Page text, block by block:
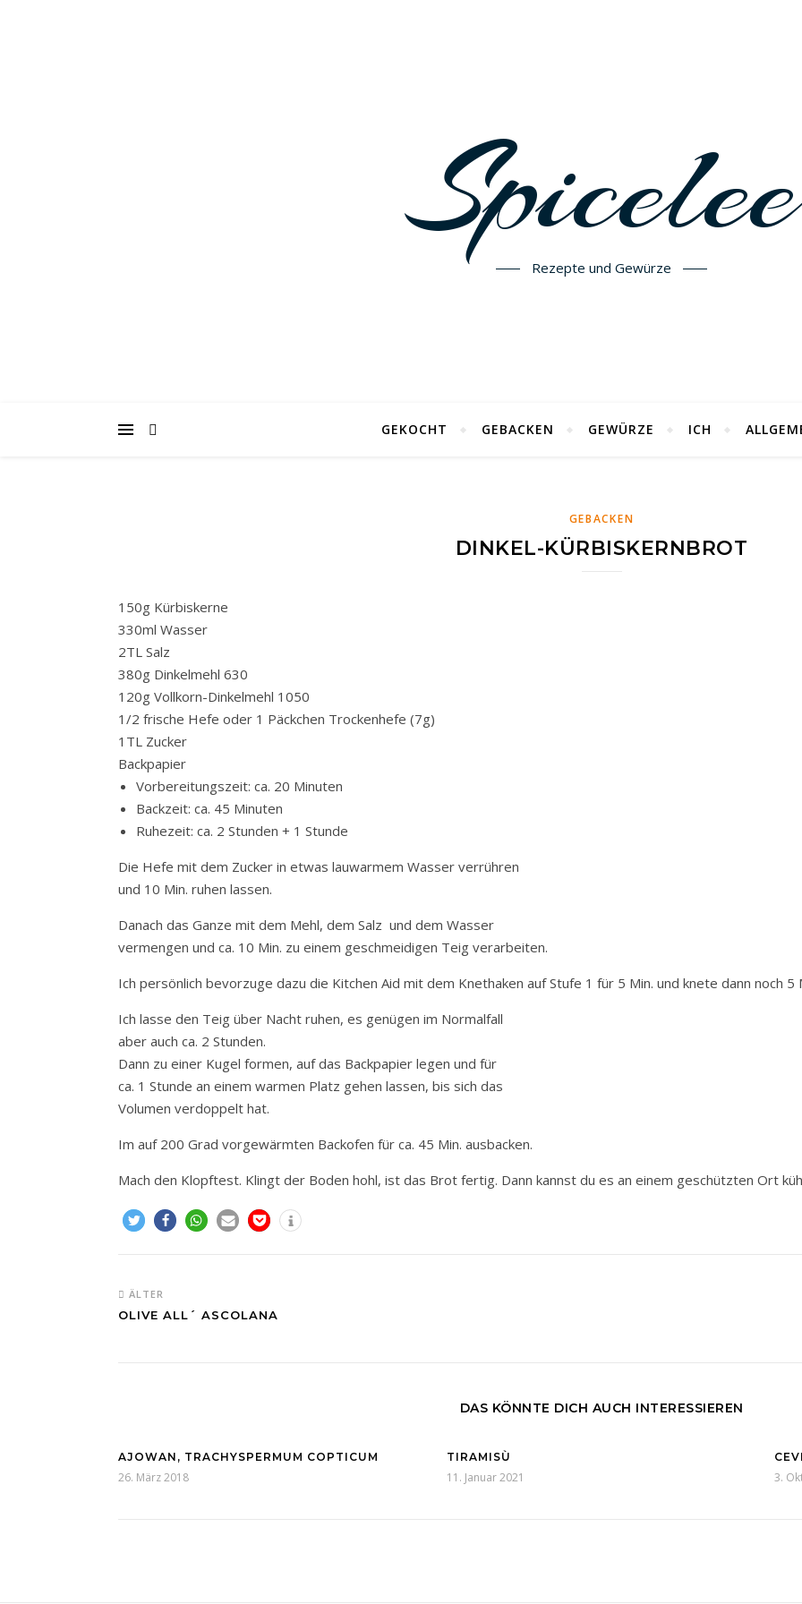
Spicelee
Rezepte und Gewürze
GEKOCHT GEBACKEN GEWÜRZE ICH
GEBACKEN
DINKEL-KÜRBISKERNBROT
150g Kürbiskerne
330ml Wasser
2TL Salz
380g Dinkelmehl 630
120g Vollkorn-Dinkelmehl 1050
1/2 frische Hefe oder 1 Päckchen Trockenhefe (7g)
1 TL Zucker
Backpapier
Vorbereitungszeit: ca. 20 Minuten
Backzeit: ca. 45 Minuten
Ruhezeit: ca. 2 Stunden + 1 Stunde
Die Hefe mit dem Zucker in etwas lauwarmem Wasser verrühren
und 10 Min. ruhen lassen.
Danach das Ganze mit dem Mehl, dem Salz und dem Wasser
vermengen und ca. 10 Min. zu einem geschmeidigen Teig verarbeiten.
Ich persönlich bevorzuge dazu die Kitchen Aid mit dem Knethaken auf Stufe 1 für 5 Min. und knete dann noch 5
Ich lasse den Teig über Nacht ruhen, es genügen im Normalfall
aber auch ca. 2 Stunden.
Dann zu einer Kugel formen, auf das Backpapier legen und für
ca. 1 Stunde an einem warmen Platz gehen lassen, bis sich das
Volumen verdoppelt hat.
Im auf 200 Grad vorgewärmten Backofen für ca. 45 Min. ausbacken.
Mach den Klopftest. Klingt der Boden hohl, ist das Brot fertig. Dann kannst du es an einem geschützten Ort
ÄLTER
OLIVE ALL´ ASCOLANA
DAS KÖNNTE DICH AUCH INTERESSIEREN
AJOWAN, TRACHYSPERMUM COPTICUM
26. März 2018
TIRAMISÙ
11. Januar 2021 3.